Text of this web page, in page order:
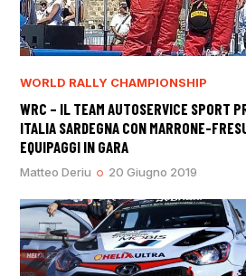
WORLD RALLY CHAMPIONSHIP
WRC – IL TEAM AUTOSERVICE SPORT
ITALIA SARDEGNA CON MARRONE-
EQUIPAGGI IN GARA
Matteo Deriu 20 Giugno 2019